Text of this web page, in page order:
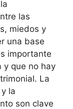
las
miedos y
una base
importante
y que no hay
La
la
son clave